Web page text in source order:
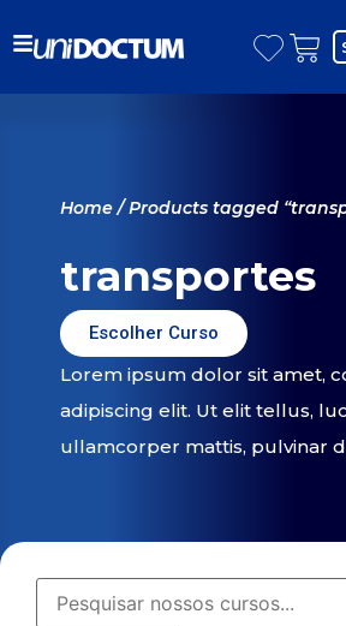
Home/ Products tagged
transportes
Escolher Curso
Lorem ipsum dolor sit amet,
adipiscing elit. Ut elit tellus,
ullamcorper mattis, pulvinar